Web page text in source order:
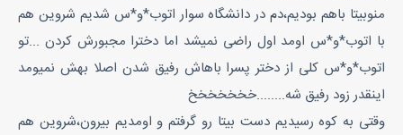
منوبیتا باهم بودیم،دم در دانشگاه سوار اتوب*و*س شدیم شروین هم
با اتوب*و*س اومد اول راضی نمیشد اما دخترا مجبورش کردن ...تو
اتوب*و*س کلی از دختر پسرا باهاش رفیق شدن اصلا بهش نمیومد
اینقدر زود رفیق شه........خخخخخخخ
وقتی به کوه رسیدیم دست بیتا رو گرفتم و اومدیم بیرون،شروین هم